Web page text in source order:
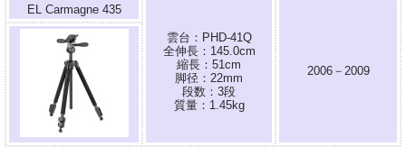
EL Carmagne 435
雲台：PHD-41Q
全伸長：145.0cm
縮長：51cm
脚径：22mm
段数：3段
質量：1.45kg
2006－2009